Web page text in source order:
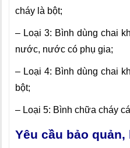
cháy là bột;
– Loại 3: Bình dùng chai
nước, nước có phụ gia;
– Loại 4: Bình dùng chai
bột;
– Loại 5: Bình chữa cháy
Yêu cầu bảo